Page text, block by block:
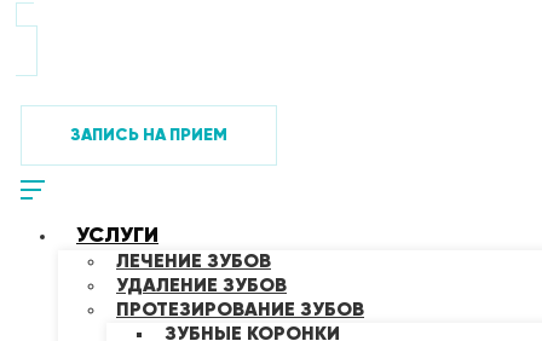
ЗАПИСЬ НА ПРИЕМ
УСЛУГИ
ЛЕЧЕНИЕ ЗУБОВ
УДАЛЕНИЕ ЗУБОВ
ПРОТЕЗИРОВАНИЕ ЗУБОВ
ЗУБНЫЕ КОРОНКИ